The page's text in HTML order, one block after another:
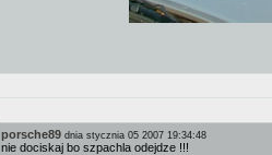
porsche89 dnia stycznia 05 2007 19:34:48
nie dociskaj bo szpachla odejdze !!!